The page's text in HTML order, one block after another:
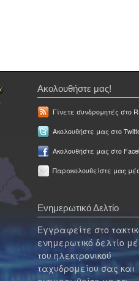
Ακολουθήστε μας!
Γίνετε συνδρομητές στο
Ακολουθήστε μας στο
Ακολουθήστε μας στο
Παρακολουθείστε μας
Ενημερωτικό Δελτίο
Εγγραφείτε στο
ενημερωτικό δελτίο
του ηλεκτρονικού
ταχυδρομείου σας και